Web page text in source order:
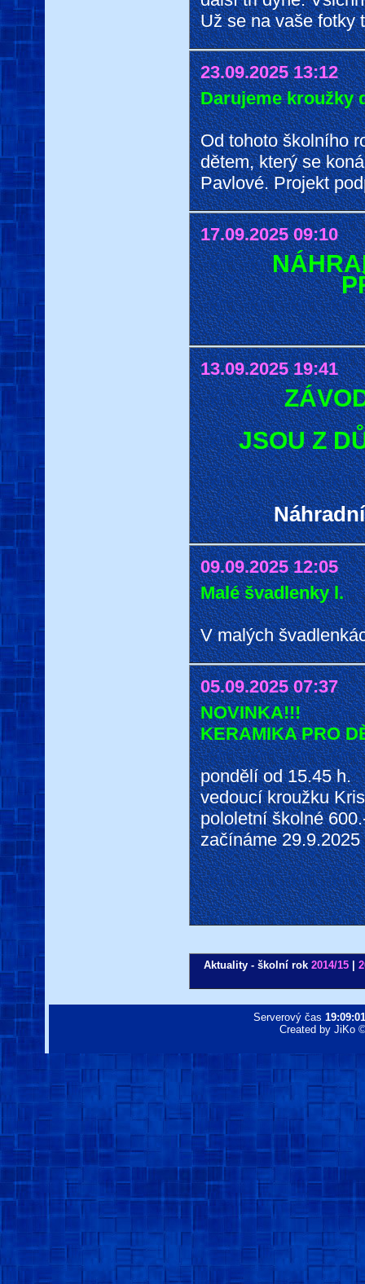
Už se na vaše fotky
23.09.2025 13:12
Darujeme kroužky
Od tohoto školního
dětem, který se
Pavlové. Projekt
17.09.2025 09:10
13.09.2025 19:41
JSOU Z
09.09.2025 12:05
Malé švadlenky l.
V malých
05.09.2025 07:37
NOVINKA!!!
KERAMIKA PRO
pondělí od 15.45 h.
vedoucí kroužku
pololetní školné
začínáme 29.9.2025
Aktuality - školní rok 2014/15 |
Serverový čas 19:09:01
Created by JiKo